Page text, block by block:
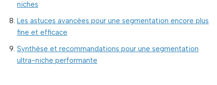
niches
Les astuces avancées pour une segmentation encore plus
fine et efficace
Synthèse et recommandations pour une segmentation
ultra-niche performante